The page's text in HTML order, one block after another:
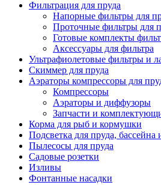
Фильтрация для пруда
Напорные фильтры для
Проточные фильтры для
Готовые комплекты
Аксессуары для фильтра
Ультрафиолетовые фильтры и
Скиммер для пруда
Аэраторы компрессоры для
Компрессоры
Аэраторы и диффузоры
Запчасти и
Корма для рыб и кормушки
Подсветка для пруда, бассейна
Пылесосы для пруда
Садовые розетки
Изливы
Фонтанные насадки